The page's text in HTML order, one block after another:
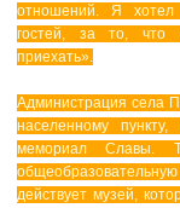
отношений. Я хотел
гостей, за то, что
приехать».
Администрация села
населенному
мемориал Славы.
действует музей,